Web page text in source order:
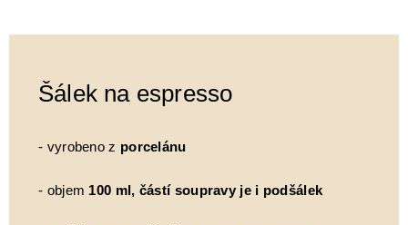
Šálek na espresso
- vyrobeno z porcelánu
- objem 100 ml, částí soupravy je i podšálek